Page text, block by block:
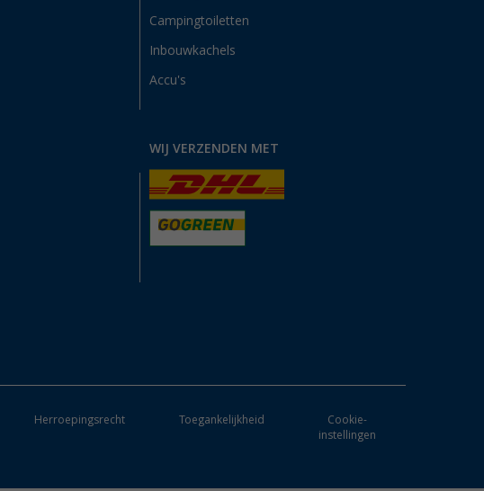
Campingtoiletten
Inbouwkachels
Accu's
WIJ VERZENDEN MET
Herroepingsrecht Toegankelijkheid
Cookie-
instellingen